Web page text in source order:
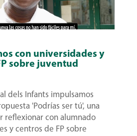
con universidades y
sobre juventud
dels Infants impulsamos
'Podrías ser tú', una
reflexionar con alumnado
y centros de FP sobre